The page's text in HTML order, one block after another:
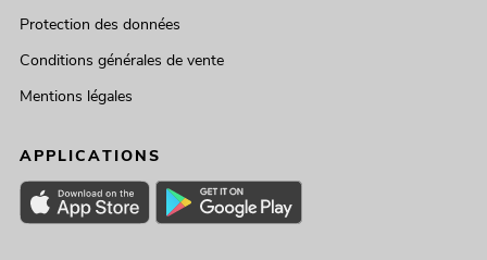
Protection des données
Conditions générales de vente
Mentions légales
APPLICATIONS